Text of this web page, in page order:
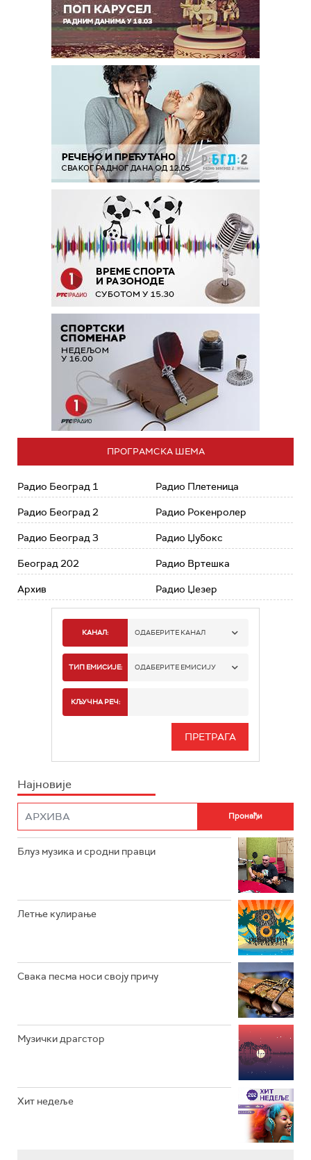
ПРОГРАМСКА ШЕМА
Радио Београд 1
Радио Београд 2
Радио Београд 3
Београд 202
Архив
Радио Плетеница
Радио Рокенролер
Радио Џубокс
Радио Вртешка
Радио Џезер
КАНАЛ: ОДАБЕРИТЕ КАНАЛ
РАДИО БЕОГРАД 1
РАДИО БЕОГРАД 3
РАДИО РОКЕНРОЛЕР
РАДИО ЏЕЗЕР
ТИП ЕМИСИЈЕ: ОДАБЕРИТЕ ЕМИСИЈУ
ИНФО
КЉУЧНА РЕЧ:
Најновије
Блуз музика и сродни правци
Летње кулирање
Свака песма носи своју причу
Музички драгстор
Хит недеље